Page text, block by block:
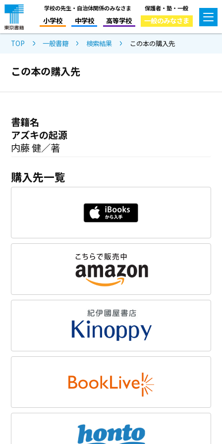
学校の先生・自治体関係のみなさま
小学校 中学校 高等学校
保護者・塾・一般
一般のみなさま
TOP 一般書籍 検索結果 この本の購入先
この本の購入先
書籍名
アズキの起源
内藤 健／著
購入先一覧